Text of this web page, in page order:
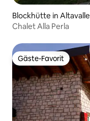
Blockhütte in Altavalle
Chalet Alla Perla
Gäste-Favorit
Gäste-Favorit